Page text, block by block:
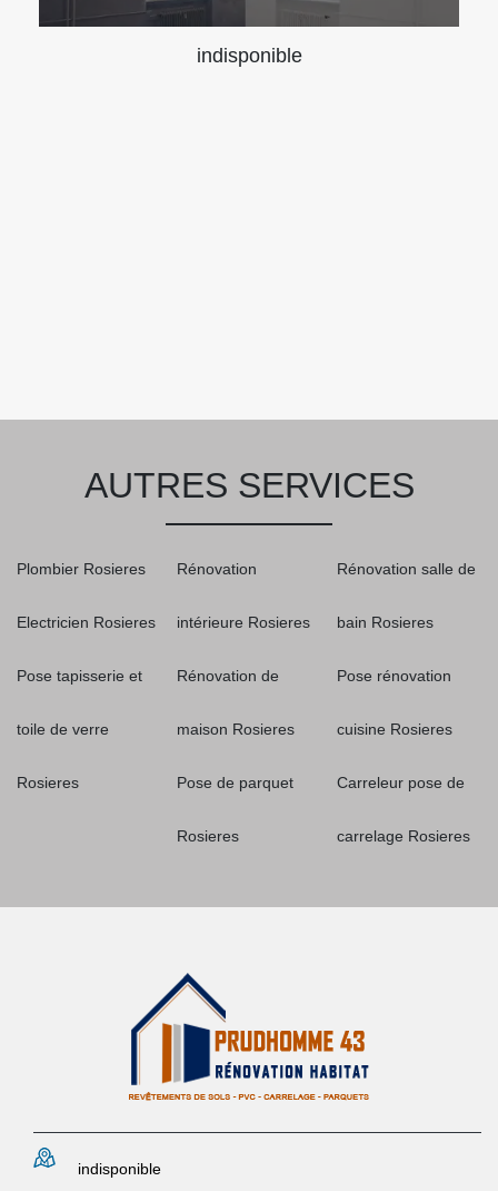
indisponible
AUTRES SERVICES
Plombier Rosieres
Electricien Rosieres
Pose tapisserie et
toile de verre
Rosieres
Rénovation
intérieure Rosieres
Rénovation de
maison Rosieres
Pose de parquet
Rosieres
Rénovation salle de
bain Rosieres
Pose rénovation
cuisine Rosieres
Carreleur pose de
carrelage Rosieres
indisponible